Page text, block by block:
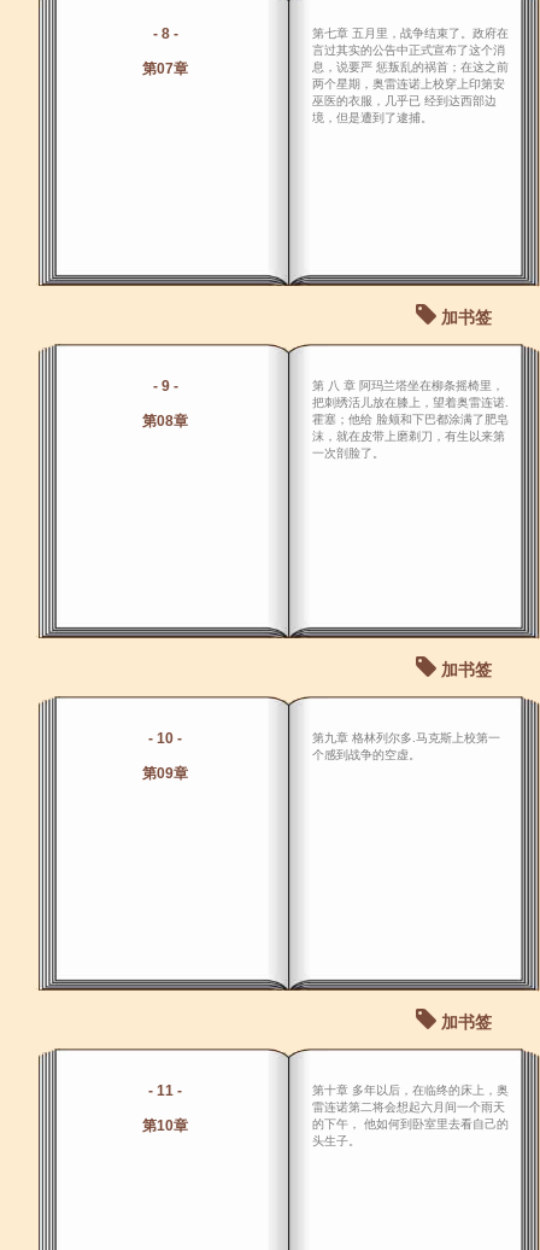
- 8 -
第07章
第七章 五月里，战争结束了。政府在
言过其实的公告中正式宣布了这个消
息，说要严 惩叛乱的祸首；在这之前
两个星期，奥雷连诺上校穿上印第安
巫医的衣服，几乎已 经到达西部边
境，但是遭到了逮捕。
加书签
- 9 -
第08章
第 八 章 阿玛兰塔坐在柳条摇椅里，
把刺绣活儿放在膝上，望着奥雷连诺.
霍塞；他给 脸颊和下巴都涂满了肥皂
沫，就在皮带上磨剃刀，有生以来第
一次剖脸了。
加书签
- 10 -
第09章
第九章 格林列尔多.马克斯上校第一
个感到战争的空虚。
加书签
- 11 -
第10章
第十章 多年以后，在临终的床上，奥
雷连诺第二将会想起六月间一个雨天
的下午， 他如何到卧室里去看自己的
头生子。